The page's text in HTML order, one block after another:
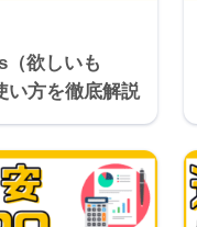
（欲しいも
い方を徹底解説